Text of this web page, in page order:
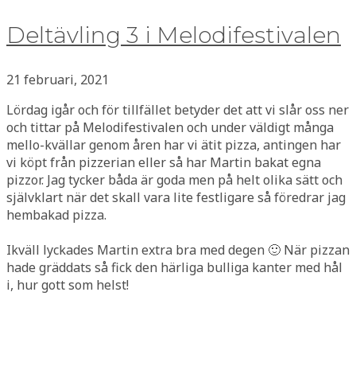
Deltävling 3 i Melodifestivalen
21 februari, 2021
Lördag igår och för tillfället betyder det att vi slår oss ner
och tittar på Melodifestivalen och under väldigt många
mello-kvällar genom åren har vi ätit pizza, antingen har
vi köpt från pizzerian eller så har Martin bakat egna
pizzor. Jag tycker båda är goda men på helt olika sätt och
självklart när det skall vara lite festligare så föredrar jag
hembakad pizza.
Ikväll lyckades Martin extra bra med degen 🙂 När pizzan
hade gräddats så fick den härliga bulliga kanter med hål
i, hur gott som helst!